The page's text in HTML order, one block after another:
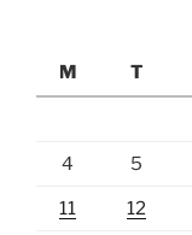
M
T
4 5
11 12